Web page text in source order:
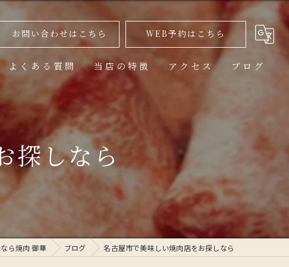
お問い合わせはこちら WEB予約はこちら
よくある質問 当店の特徴
美味しい
ランチ
高級
1人
アクセス ブログ
探しなら
ら焼肉 御華 ブログ 名古屋市で美味しい焼肉店をお探しなら